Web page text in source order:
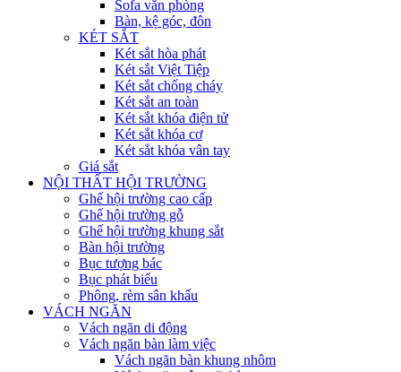
Sofa văn phòng
Bàn, kệ góc, đôn
KÉT SẮT
Két sắt hòa phát
Két sắt Việt Tiệp
Két sắt chống cháy
Két sắt an toàn
Két sắt khóa điện tử
Két sắt khóa cơ
Két sắt khóa vân tay
Giá sắt
NỘI THẤT HỘI TRƯỜNG
Ghế hội trường cao cấp
Ghế hội trường gỗ
Ghế hội trường khung sắt
Bàn hội trường
Bục tượng bác
Bục phát biểu
Phông, rèm sân khấu
VÁCH NGĂN
Vách ngăn di động
Vách ngăn bàn làm việc
Vách ngăn bàn khung nhôm